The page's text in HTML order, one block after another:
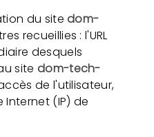
du site dom-
recueillies : l'URL
desquels
site dom-tech-
de l'utilisateur,
(IP) de